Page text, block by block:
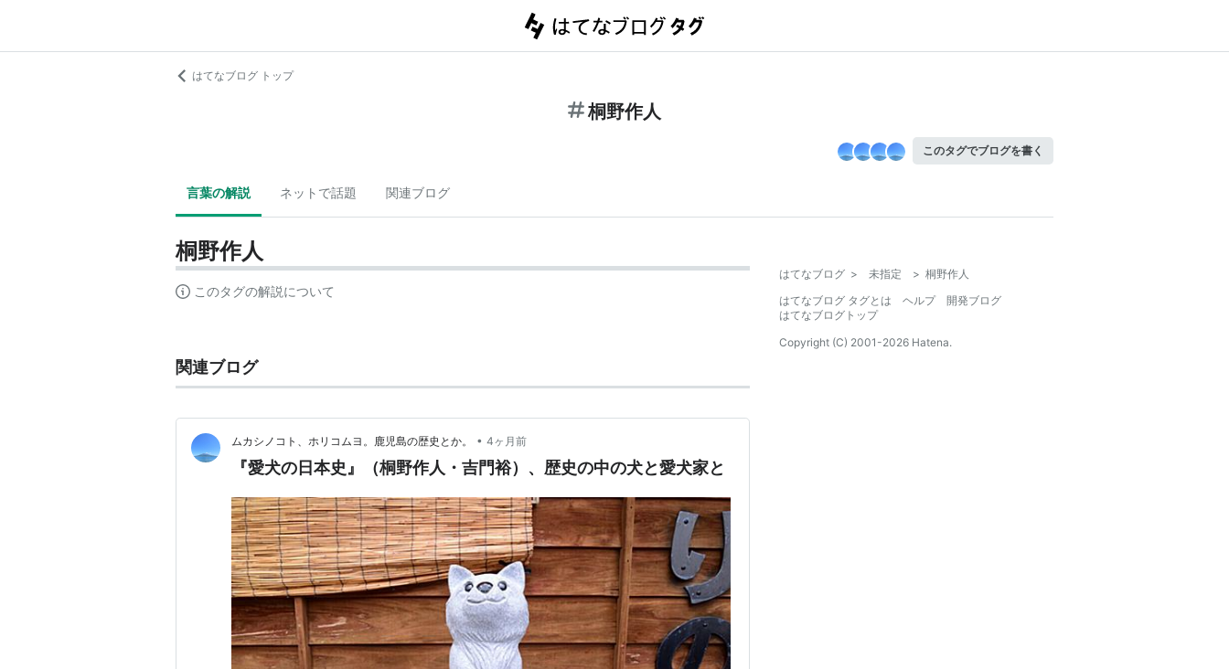
はてなブログ トップ
桐野作人
このタグでブログを書く
言葉の解説 ネットで話題 関連ブログ
桐野作人
このタグの解説について
関連ブログ
ムカシノコト、ホリコムヨ。鹿児島の歴史とか。 • 4ヶ月前
『愛犬の日本史』（桐野作人・吉門裕）、歴史の中の犬と愛犬家と
はてなブログ > 未指定 > 桐野作人
はてなブログ タグとは
ヘルプ
開発ブログ
はてなブログトップ
Copyright (C) 2001-2026 Hatena.